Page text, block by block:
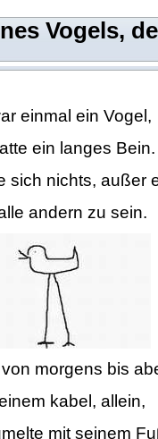
Vogels,
einmal ein Vogel,
ein langes Bein.
sich nichts, außer
andern zu sein.
morgens bis
kabel, allein,
mit seinem